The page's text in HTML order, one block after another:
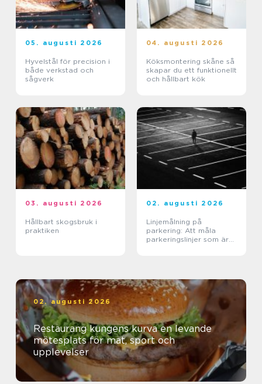
05. augusti 2026
Hyvelstål för precision i
både verkstad och
sågverk
04. augusti 2026
Köksmontering skåne så
skapar du ett funktionellt
och hållbart kök
03. augusti 2026
Hållbart skogsbruk i
praktiken
02. augusti 2026
Linjemålning på
parkering: Att måla
parkeringslinjer som är
02. augusti 2026
Restaurang kungens kurva en levande
mötesplats för mat, sport och
upplevelser